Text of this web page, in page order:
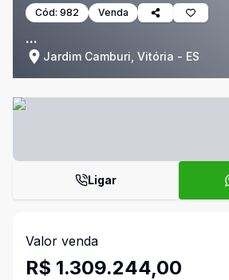
Cód: 982 Venda
...
Jardim Camburi, Vitória - ES
Ligar
Valor venda
R$ 1.309.244,00